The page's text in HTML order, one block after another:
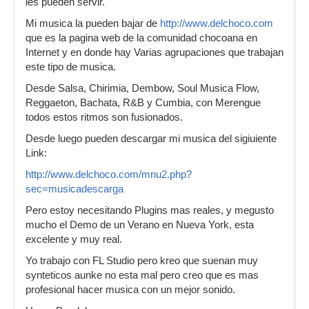
Mi musica la pueden bajar de http://www.delchoco.com
que es la pagina web de la comunidad chocoana en
Internet y en donde hay Varias agrupaciones que trabajan
este tipo de musica.
Desde Salsa, Chirimia, Dembow, Soul Musica Flow,
Reggaeton, Bachata, R&B y Cumbia, con Merengue
todos estos ritmos son fusionados.
Desde luego pueden descargar mi musica del sigiuiente
Link:
http://www.delchoco.com/mnu2.php?
sec=musicadescarga
Pero estoy necesitando Plugins mas reales, y megusto
mucho el Demo de un Verano en Nueva York, esta
excelente y muy real.
Yo trabajo con FL Studio pero kreo que suenan muy
synteticos aunke no esta mal pero creo que es mas
profesional hacer musica con un mejor sonido.